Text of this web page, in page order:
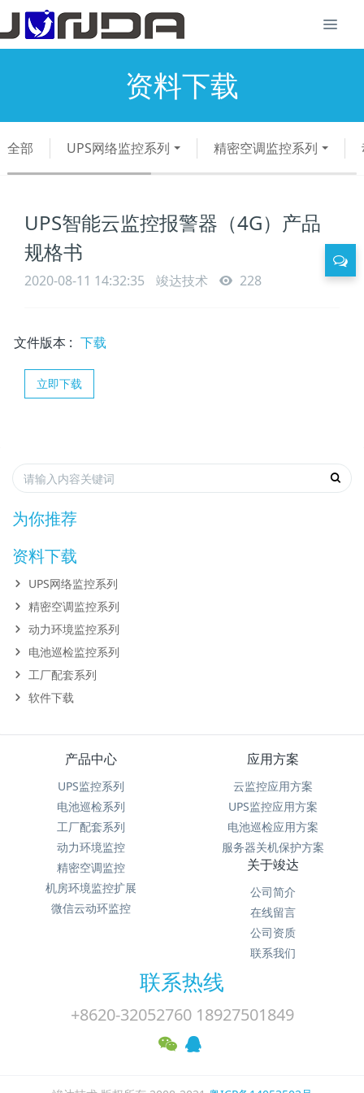
资料下载
全部 UPS网络监控系列 精密空调监控系列
UPS智能云监控报警器（4G）产品
规格书
2020-08-11 14:32:35 竣达技术 228
文件版本 : 下载
立即下载
为你推荐
资料下载
UPS网络监控系列
精密空调监控系列
动力环境监控系列
电池巡检监控系列
工厂配套系列
软件下载
产品中心
UPS监控系列
电池巡检系列
工厂配套系列
动力环境监控
精密空调监控
机房环境监控扩展
微信云动环监控
应用方案
云监控应用方案
UPS监控应用方案
电池巡检应用方案
服务器关机保护方案
关于竣达
公司简介
在线留言
公司资质
联系我们
联系热线
+8620-32052760 18927501849